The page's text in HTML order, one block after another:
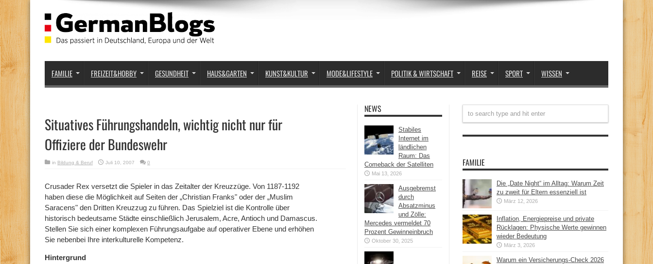
FAMILIE FREIZEIT&HOBBY GESUNDHEIT HAUS&GARTEN KUNST&KULTUR MODE&LIFESTYLE POLITIK & WIRTSCHAFT REISE SPORT WISSEN
Situatives Führungshandeln, wichtig nicht nur für
Offiziere der Bundeswehr
in Bildung & Beruf Juli 10, 2007 0
Crusader Rex versetzt die Spieler in das Zeitalter der Kreuzzüge. Von 1187-1192
haben diese die Möglichkeit auf Seiten der „Christian Franks" oder der „Muslim
Saracens" den Dritten Kreuzzug zu führen. Das Spielziel ist die Kontrolle über
historisch bedeutsame Städte einschließlich Jerusalem, Acre, Antioch und Damascus.
Stellen Sie sich einer komplexen Führungsaufgabe auf operativer Ebene und erhöhen
Sie nebenbei Ihre interkulturelle Kompetenz.
Hintergrund
NEWS
Stabiles
Internet im
ländlichen
Raum: Das
Comeback der Satelliten
Mai 13, 2026
Ausgebremst
durch
Absatzminus
und Zölle:
Mercedes vermeldet 70
Prozent Gewinneinbruch
Oktober 30, 2025
FAMILIE
Die „Date Night“ im Alltag: Warum Zeit
zu zweit für Eltern essenziell ist
März 12, 2026
Inflation, Energiepreise und private
Rücklagen: Physische Werte gewinnen
wieder Bedeutung
März 3, 2026
Warum ein Versicherungs-Check 2026